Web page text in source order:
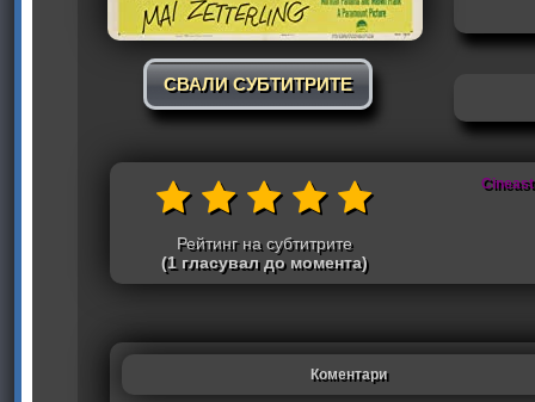
СВАЛИ СУБТИТРИТЕ
Рейтинг на субтитрите
(1 гласувал до момента)
Cineast
Коментари